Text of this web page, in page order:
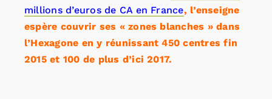
millions d’euros de CA en France, l’enseigne
espère couvrir ses « zones blanches » dans
l’Hexagone en y réunissant 450 centres fin
2015 et 100 de plus d’ici 2017.